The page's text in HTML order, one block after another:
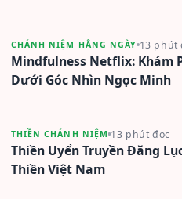
CHÁNH NIỆM HẰNG NGÀY 13 phút
Mindfulness Netflix: Khám
Dưới Góc Nhìn Ngọc Minh
THIỀN CHÁNH NIỆM 13 phút đọc
Thiền Uyển Truyền Đăng
Thiền Việt Nam